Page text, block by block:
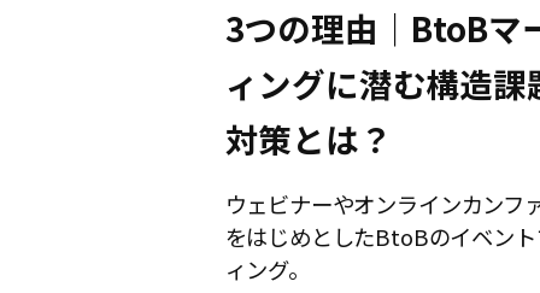
3つの理由｜BtoBマ
ィングに潜む構造課
対策とは？
ウェビナーやオンラインカンフ
をはじめとしたBtoBのイベン
ィング。